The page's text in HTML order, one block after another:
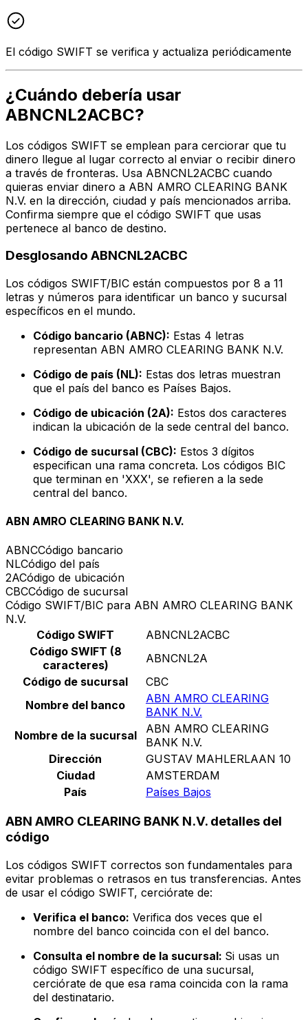
El código SWIFT se verifica y actualiza periódicamente
¿Cuándo debería usar
ABNCNL2ACBC?
Los códigos SWIFT se emplean para cerciorar que tu
dinero llegue al lugar correcto al enviar o recibir dinero
a través de fronteras. Usa ABNCNL2ACBC cuando
quieras enviar dinero a ABN AMRO CLEARING BANK
N.V. en la dirección, ciudad y país mencionados arriba.
Confirma siempre que el código SWIFT que usas
pertenece al banco de destino.
Desglosando ABNCNL2ACBC
Los códigos SWIFT/BIC están compuestos por 8 a 11
letras y números para identificar un banco y sucursal
específicos en el mundo.
Código bancario (ABNC): Estas 4 letras
representan ABN AMRO CLEARING BANK N.V.
Código de país (NL): Estas dos letras muestran
que el país del banco es Países Bajos.
Código de ubicación (2A): Estos dos caracteres
indican la ubicación de la sede central del banco.
Código de sucursal (CBC): Estos 3 dígitos
especifican una rama concreta. Los códigos BIC
que terminan en 'XXX', se refieren a la sede
central del banco.
ABN AMRO CLEARING BANK N.V.
ABNCCódigo bancario
NLCódigo del país
2ACódigo de ubicación
CBCCódigo de sucursal
Código SWIFT/BIC para ABN AMRO CLEARING BANK
N.V.
Código SWIFT
ABNCNL2ACBC
Código SWIFT (8
caracteres)
ABNCNL2A
Código de sucursal
CBC
Nombre del banco
ABN AMRO CLEARING
BANK N.V.
Nombre de la sucursal
ABN AMRO CLEARING
BANK N.V.
Dirección
GUSTAV MAHLERLAAN 10
Ciudad
AMSTERDAM
País
Países Bajos
ABN AMRO CLEARING BANK N.V. detalles del
código
Los códigos SWIFT correctos son fundamentales para
evitar problemas o retrasos en tus transferencias. Antes
de usar el código SWIFT, cerciórate de:
Verifica el banco: Verifica dos veces que el
nombre del banco coincida con el del banco.
Consulta el nombre de la sucursal: Si usas un
código SWIFT específico de una sucursal,
cerciórate de que esa rama coincida con la rama
del destinatario.